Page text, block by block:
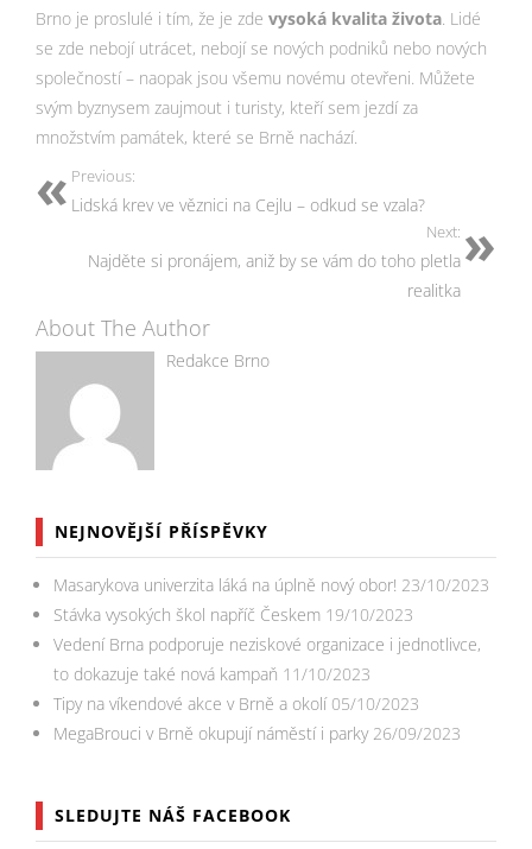
Brno je proslulé i tím, že je zde vysoká kvalita života . Lidé
se zde nebojí utrácet, nebojí se nových podniků nebo nových
společností – naopak jsou všemu novému otevřeni. Můžete
svým byznysem zaujmout i turisty, kteří sem jezdí za
množstvím památek, které se Brně nachází.
Previous:
Lidská krev ve věznici na Cejlu – odkud se vzala?
Next:
Najděte si pronájem, aniž by se vám do toho pletla
realitka
About The Author
Redakce Brno
NEJNOVĚJŠÍ PŘÍSPĚVKY
Masarykova univerzita láká na úplně nový obor! 23/10/2023
Stávka vysokých škol napříč Českem 19/10/2023
Vedení Brna podporuje neziskové organizace i jednotlivce,
to dokazuje také nová kampaň 11/10/2023
Tipy na víkendové akce v Brně a okolí 05/10/2023
MegaBrouci v Brně okupují náměstí i parky 26/09/2023
SLEDUJTE NÁŠ FACEBOOK